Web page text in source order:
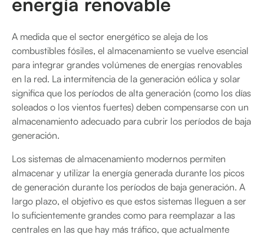
A medida que el sector energético se aleja de los
combustibles fósiles, el almacenamiento se vuelve esencial
para integrar grandes volúmenes de energías renovables
en la red. La intermitencia de la generación eólica y solar
significa que los períodos de alta generación (como los días
soleados o los vientos fuertes) deben compensarse con un
almacenamiento adecuado para cubrir los períodos de baja
generación.
Los sistemas de almacenamiento modernos permiten
almacenar y utilizar la energía generada durante los picos
de generación durante los períodos de baja generación. A
largo plazo, el objetivo es que estos sistemas lleguen a ser
lo suficientemente grandes como para reemplazar a las
centrales en las que hay más tráfico, que actualmente